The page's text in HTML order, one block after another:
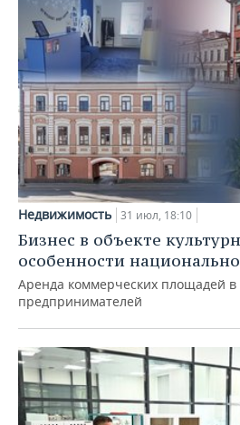
Недвижимость 31 июл, 18:10
Бизнес в объекте
особенности
Аренда коммерческих площадей в
предпринимателей